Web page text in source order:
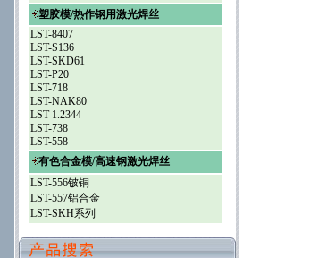
塑胶模/热作钢用激光焊丝
LST-8407
LST-S136
LST-SKD61
LST-P20
LST-718
LST-NAK80
LST-1.2344
LST-738
LST-558
有色合金模/高速钢激光焊丝
LST-556铍铜
LST-557铝合金
LST-SKH系列